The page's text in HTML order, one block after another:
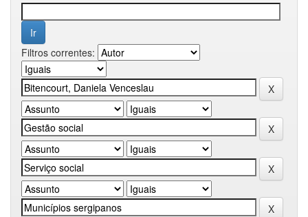
Filtros correntes: